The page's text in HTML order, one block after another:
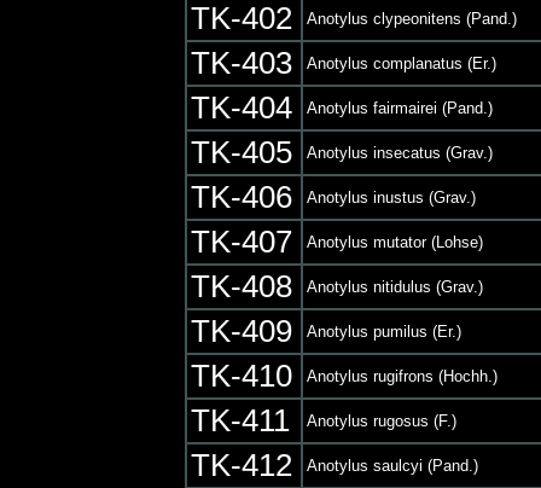
TK-402 Anotylus clypeonitens (Pand.)
TK-403 Anotylus complanatus (Er.)
TK-404 Anotylus fairmairei (Pand.)
TK-405 Anotylus insecatus (Grav.)
TK-406 Anotylus inustus (Grav.)
TK-407 Anotylus mutator (Lohse)
TK-408 Anotylus nitidulus (Grav.)
TK-409 Anotylus pumilus (Er.)
TK-410 Anotylus rugifrons (Hochh.)
TK-411 Anotylus rugosus (F.)
TK-412 Anotylus saulcyi (Pand.)